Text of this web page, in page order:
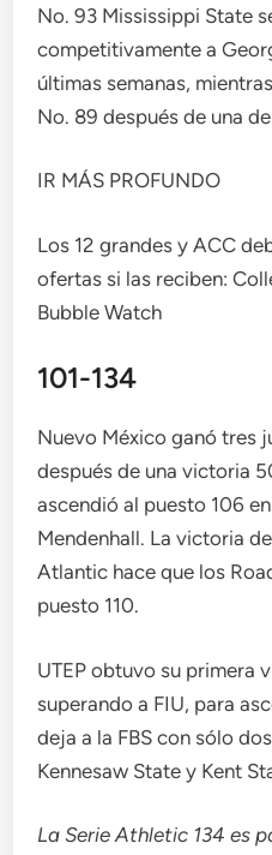
No. 93 Mississippi State
competitivamente a
últimas semanas,
No. 89 después de una
IR MÁS PROFUNDO
Los 12 grandes y ACC
ofertas si las reciben:
Bubble Watch
101-134
Nuevo México ganó tres
después de una victoria
ascendió al puesto 106
Mendenhall. La victoria
Atlantic hace que los
puesto 110.
UTEP obtuvo su primera
superando a FIU, para
deja a la FBS con sólo
Kennesaw State y Kent
La Serie Athletic 134 es